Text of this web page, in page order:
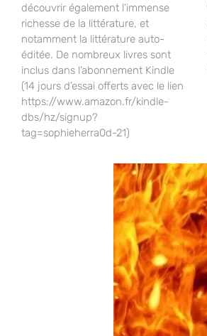
découvrir également l’immense
richesse de la littérature, et
notamment la littérature auto-
éditée. De nombreux livres sont
inclus dans l’abonnement Kindle
(14 jours d’essai offerts avec le lien
https://www.amazon.fr/kindle-
dbs/hz/signup?
tag=sophieherra0d-21)